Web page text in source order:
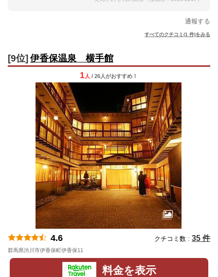
通報する
すべてのクチコミ(1 件)をみる
[9位] 伊香保温泉 横手館
1 人 / 26人がおすすめ！
4.6 クチコミ数 : 35 件
群馬県渋川市伊香保町伊香保11
料金を表示